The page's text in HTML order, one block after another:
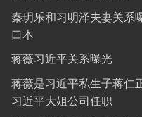
秦玥乐和习明泽夫妻关系
口本
蒋薇习近平关系曝光
蒋薇是习近平私生子蒋仁
习近平大姐公司任职